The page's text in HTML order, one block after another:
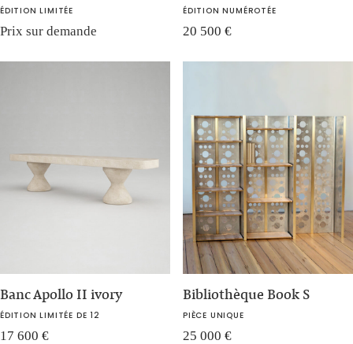
ÉDITION LIMITÉE
Prix sur demande
ÉDITION NUMÉROTÉE
20 500 €
Banc Apollo II ivory
ÉDITION LIMITÉE DE 12
17 600 €
Bibliothèque Book S
PIÈCE UNIQUE
25 000 €